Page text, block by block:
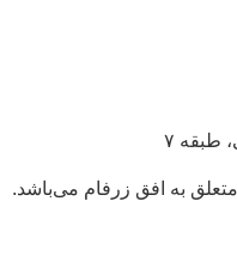
طبقه ۷
به افق زرفام می‌باشد.